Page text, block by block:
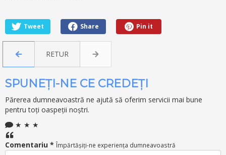
Tweet Share Pin it
RETUR
SPUNEȚI-NE CE CREDEȚI
Părerea dumneavoastră ne ajută să oferim servicii mai bune
pentru toți oaspeții noștri.
★ ★ ★
Comentariu * Împărtășiți-ne experiența dumneavoastră